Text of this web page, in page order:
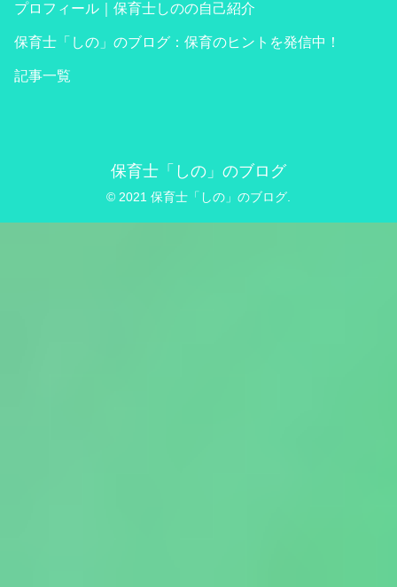
プロフィール｜保育士しのの自己紹介
保育士「しの」のブログ：保育のヒントを発信中！
記事一覧
保育士「しの」のブログ
© 2021 保育士「しの」のブログ.